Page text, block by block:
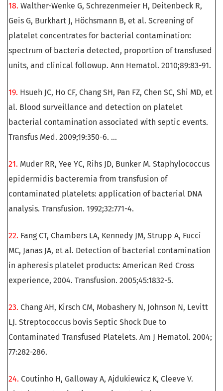
18. Walther-Wenke G, Schrezenmeier H, Deitenbeck R,
Geis G, Burkhart J, Höchsmann B, et al. Screening of
platelet concentrates for bacterial contamination:
spectrum of bacteria detected, proportion of transfused
units, and clinical followup. Ann Hematol. 2010;89:83-91.
19. Hsueh JC, Ho CF, Chang SH, Pan FZ, Chen SC, Shi MD, et
al. Blood surveillance and detection on platelet
bacterial contamination associated with septic events.
Transfus Med. 2009;19:350-6. …
21. Muder RR, Yee YC, Rihs JD, Bunker M. Staphylococcus
epidermidis bacteremia from transfusion of
contaminated platelets: application of bacterial DNA
analysis. Transfusion. 1992;32:771-4.
22. Fang CT, Chambers LA, Kennedy JM, Strupp A, Fucci
MC, Janas JA, et al. Detection of bacterial contamination
in apheresis platelet products: American Red Cross
experience, 2004. Transfusion. 2005;45:1832-5.
23. Chang AH, Kirsch CM, Mobashery N, Johnson N, Levitt
LJ. Streptococcus bovis Septic Shock Due to
Contaminated Transfused Platelets. Am J Hematol. 2004;
77:282-286.
24. Coutinho H, Galloway A, Ajdukiewicz K, Cleeve V.